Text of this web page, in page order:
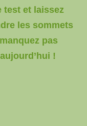
test et laissez
les sommets
pas
!